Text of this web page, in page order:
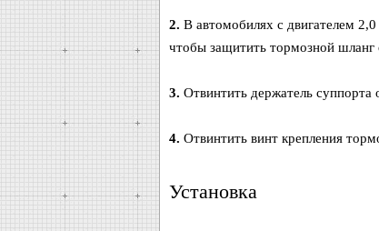
2. В автомобилях с двигателем
чтобы защитить тормозной шланг
3. Отвинтить держатель суппорта
4. Отвинтить винт крепления
Установка